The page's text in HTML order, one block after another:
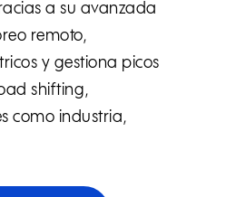
a su avanzada
remoto,
y gestiona picos
shifting,
como industria,